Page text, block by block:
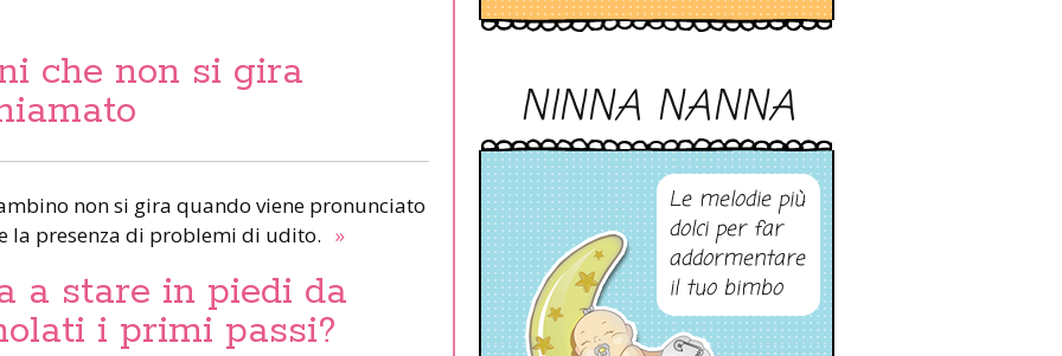
che non si gira
non si gira quando viene pronunciato
la presenza di problemi di udito. »
a stare in piedi da
i primi passi?
NINNA NANNA
Le melodie più
dolci per far
addormentare
il tuo bimbo